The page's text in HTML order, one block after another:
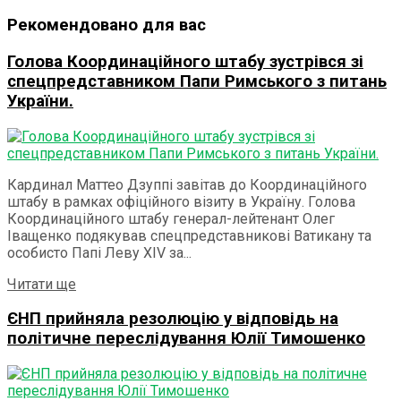
Рекомендовано для вас
Голова Координаційного штабу зустрівся зі
спецпредставником Папи Римського з питань
України.
Кардинал Маттео Дзуппі завітав до Координаційного
штабу в рамках офіційного візиту в Україну. Голова
Координаційного штабу генерал-лейтенант Олег
Іващенко подякував спецпредставникові Ватикану та
особисто Папі Леву ХІV за...
Читати ще
ЄНП прийняла резолюцію у відповідь на
політичне переслідування Юлії Тимошенко